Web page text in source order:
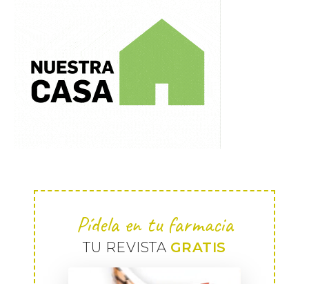
Pídela en tu farmacia
TU REVISTA GRATIS